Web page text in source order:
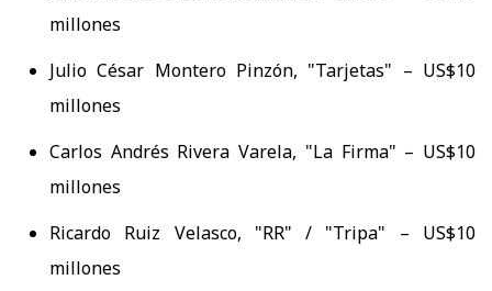
millones
Julio César Montero Pinzón, "Tarjetas" – US$10
millones
Carlos Andrés Rivera Varela, "La Firma" – US$10
millones
Ricardo Ruiz Velasco, "RR" / "Tripa" – US$10
millones